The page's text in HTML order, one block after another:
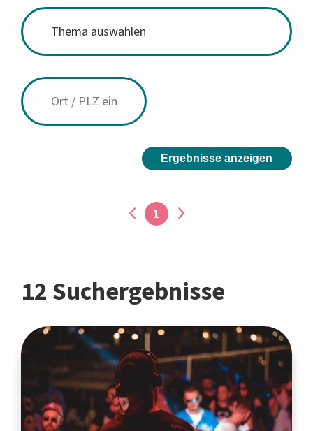
Ergebnisse anzeigen
1
12 Suchergebnisse